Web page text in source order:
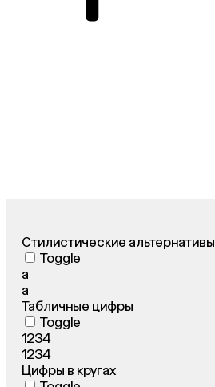
Стилистические альтернативы
Toggle
а
а
Табличные цифры
Toggle
1234
1234
Цифры в кругах